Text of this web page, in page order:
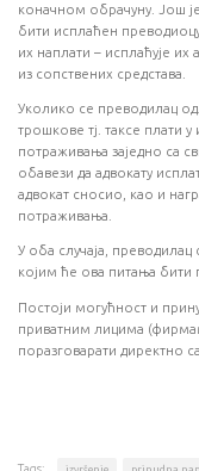
коначном обрачуну. Још
бити исплаћен
их наплати – исплаћује их
из сопствених средстава.
Уколико се преводилац
трошкове тј. таксе плати
потраживања заједно са
обавези да адвокату
адвокат сносио, као и
потраживања.
У оба случаја, преводилац
којим ће ова питања бити
Постоји могућност и
приватним лицима
поразговарати директно